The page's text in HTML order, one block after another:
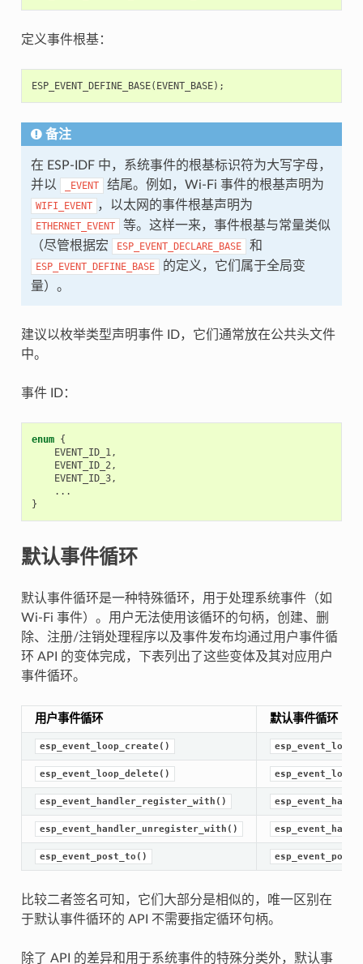
定义事件根基：
ESP_EVENT_DEFINE_BASE( EVENT_BASE);
备注
在 ESP-IDF 中，系统事件的根基标识符为大写字母，
并以
_EVENT 结尾。例如，Wi-Fi 事件的根基声明为
WIFI_EVENT ，以太网的事件根基声明为
ETHERNET_EVENT
等。这样一来，事件根基与常量类似
（尽管根据宏
ESP_EVENT_DECLARE_BASE 和
ESP_EVENT_DEFINE_BASE
的定义，它们属于全局变
量）。
建议以枚举类型声明事件 ID，它们通常放在公共头文件
中。
事件 ID：
enum {
EVENT_ID_1,
EVENT_ID_2,
EVENT_ID_3,
...
}
默认事件循环
默认事件循环是一种特殊循环，用于处理系统事件（如
Wi-Fi 事件）。用户无法使用该循环的句柄，创建、删
除、注册/注销处理程序以及事件发布均通过用户事件循
环 API 的变体完成，下表列出了这些变体及其对应用户
事件循环。
用户事件循环 默认事件循环
esp_event_loop_create()
esp_event_loop_delete()
esp_event_handler_register_with()
esp_event_handler_unregister_with()
esp_event_post_to()
比较二者签名可知，它们大部分是相似的，唯一区别在
于默认事件循环的 API 不需要指定循环句柄。
除了 API 的差异和用于系统事件的特殊分类外，默认事